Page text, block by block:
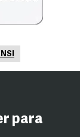
para